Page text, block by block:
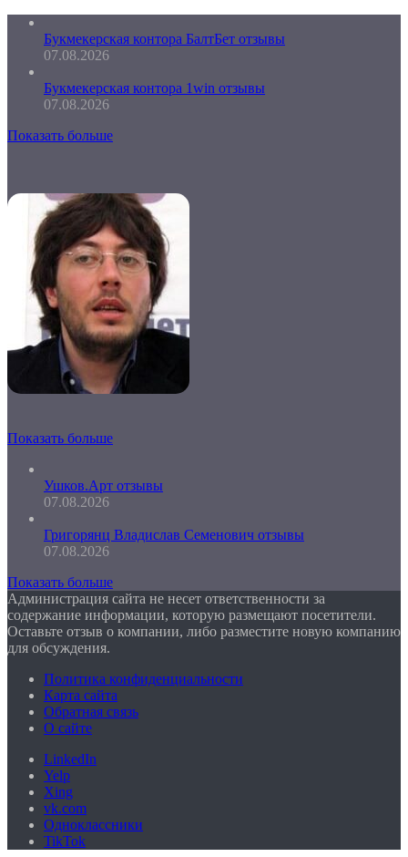
Букмекерская контора БалтБет отзывы
07.08.2026
Букмекерская контора 1win отзывы
07.08.2026
Показать больше
Показать больше
Ушков.Арт отзывы
07.08.2026
Григорянц Владислав Семенович отзывы
07.08.2026
Показать больше
Администрация сайта не несет ответственности за
содержание информации, которую размещают посетители.
Оставьте отзыв о компании, либо разместите новую компанию
для обсуждения.
Политика конфиденциальности
Карта сайта
Обратная связь
О сайте
LinkedIn
Yelp
Xing
vk.com
Одноклассники
TikTok